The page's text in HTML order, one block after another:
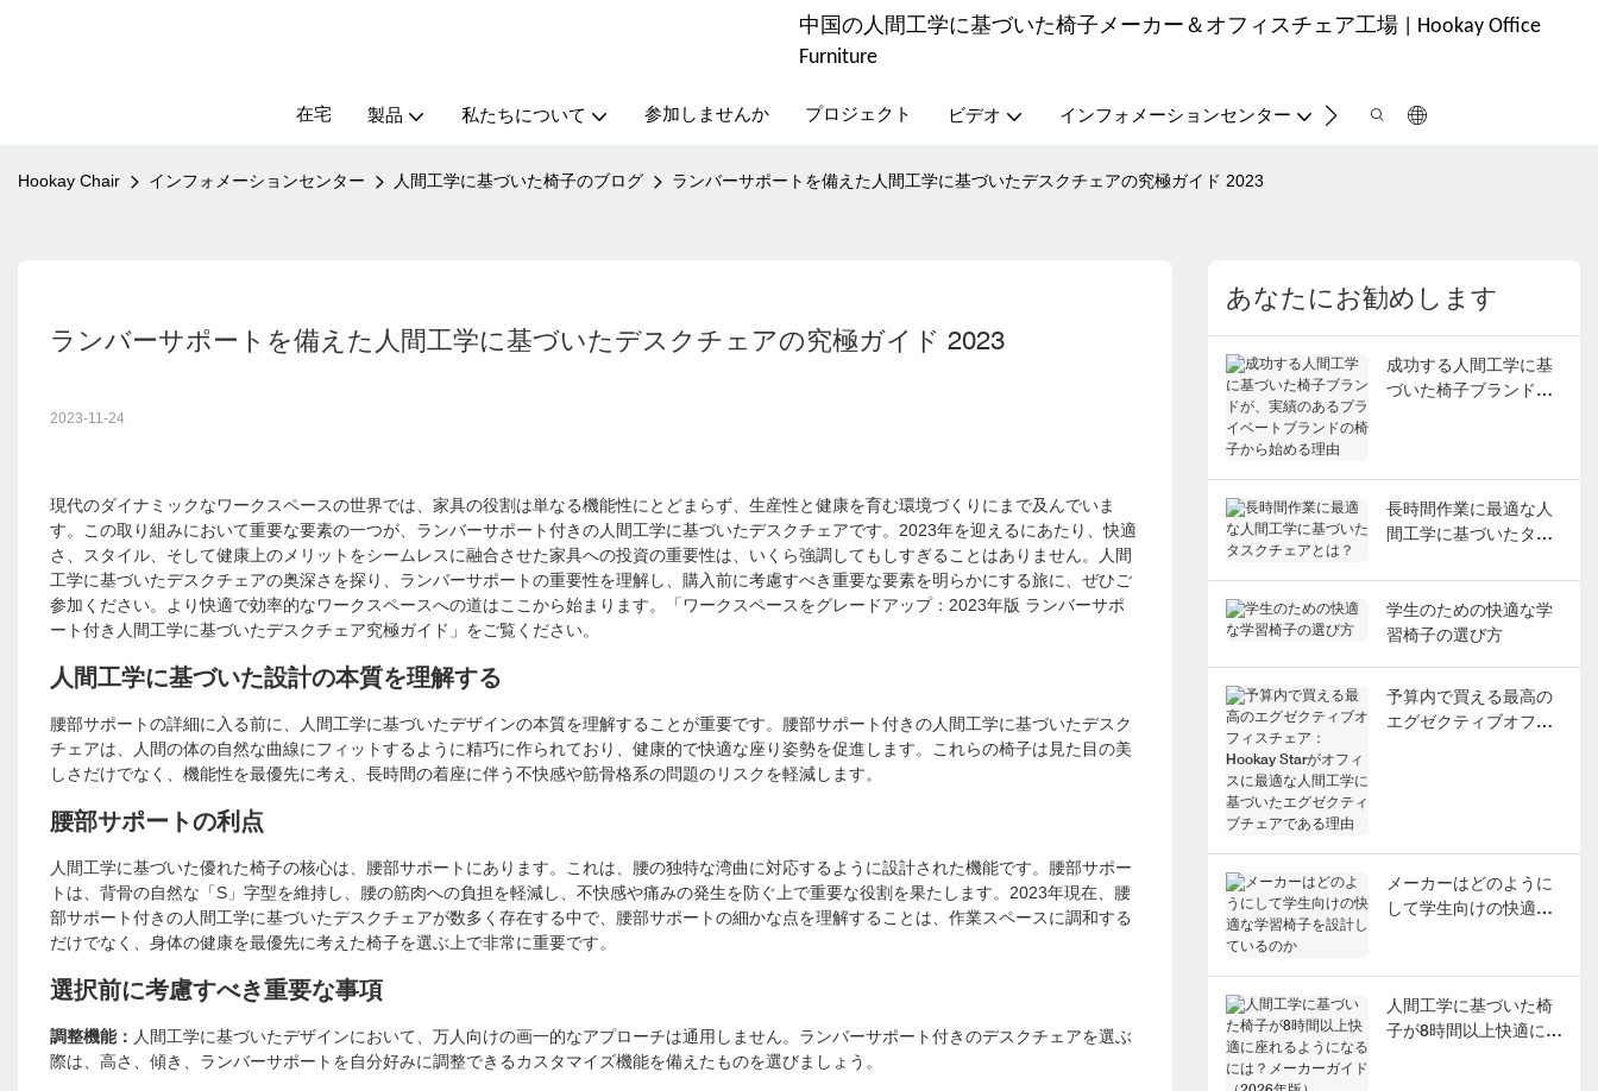
中国の人間工学に基づいた椅子メーカー＆オフィスチェア工場 | Hookay Office
Furniture
在宅 製品 私たちについて 参加しませんか プロジェクト ビデオ インフォメーションセンター お問い合わせ
Hookay Chair インフォメーションセンター 人間工学に基づいた椅子のブログ ランバーサポートを備えた人間工学に基づいたデスクチェアの究極ガイド 2023
ランバーサポートを備えた人間工学に基づいたデスクチェアの究極ガイド 2023
2023-11-24
現代のダイナミックなワークスペースの世界では、家具の役割は単なる機能性にとどまらず、生産性と健康を育む環境づくりにまで及んでいま
す。この取り組みにおいて重要な要素の一つが、ランバーサポート付きの人間工学に基づいたデスクチェアです。2023年を迎えるにあたり、快適
さ、スタイル、そして健康上のメリットをシームレスに融合させた家具への投資の重要性は、いくら強調してもしすぎることはありません。人間
工学に基づいたデスクチェアの奥深さを探り、ランバーサポートの重要性を理解し、購入前に考慮すべき重要な要素を明らかにする旅に、ぜひご
参加ください。より快適で効率的なワークスペースへの道はここから始まります。「ワークスペースをグレードアップ：2023年版 ランバーサポ
ート付き人間工学に基づいたデスクチェア究極ガイド」をご覧ください。
人間工学に基づいた設計の本質を理解する
腰部サポートの詳細に入る前に、人間工学に基づいたデザインの本質を理解することが重要です。腰部サポート付きの人間工学に基づいたデスク
チェアは、人間の体の自然な曲線にフィットするように精巧に作られており、健康的で快適な座り姿勢を促進します。これらの椅子は見た目の美
しさだけでなく、機能性を最優先に考え、長時間の着座に伴う不快感や筋骨格系の問題のリスクを軽減します。
腰部サポートの利点
人間工学に基づいた優れた椅子の核心は、腰部サポートにあります。これは、腰の独特な湾曲に対応するように設計された機能です。腰部サポー
トは、背骨の自然な「S」字型を維持し、腰の筋肉への負担を軽減し、不快感や痛みの発生を防ぐ上で重要な役割を果たします。2023年現在、腰
部サポート付きの人間工学に基づいたデスクチェアが数多く存在する中で、腰部サポートの細かな点を理解することは、作業スペースに調和する
だけでなく、身体の健康を最優先に考えた椅子を選ぶ上で非常に重要です。
選択前に考慮すべき重要な事項
調整機能： 人間工学に基づいたデザインにおいて、万人向けの画一的なアプローチは通用しません。ランバーサポート付きのデスクチェアを選ぶ
際は、高さ、傾き、ランバーサポートを自分好みに調整できるカスタマイズ機能を備えたものを選びましょう。
あなたにお勧めします
成功する人間工学に基
づいた椅子ブランド
長時間作業に最適な人
間工学に基づいたタス
学生のための快適な学
習椅子の選び方
予算内で買える最高の
エグゼクティブオフィ
メーカーはどのように
して学生向けの快適な
人間工学に基づいた椅
子が8時間以上快適に座